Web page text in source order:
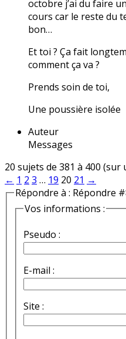
octobre j’ai du faire
cours car le reste du
bon…
Et toi ? Ça fait
comment ça va ?
Prends soin de toi,
Une poussière isolée
Auteur
Messages
20 sujets de 381 à 400 (sur
← 1 2 3 … 19 20 21 →
Répondre à : Répondre
Vos informations :
Pseudo :
E-mail :
Site :